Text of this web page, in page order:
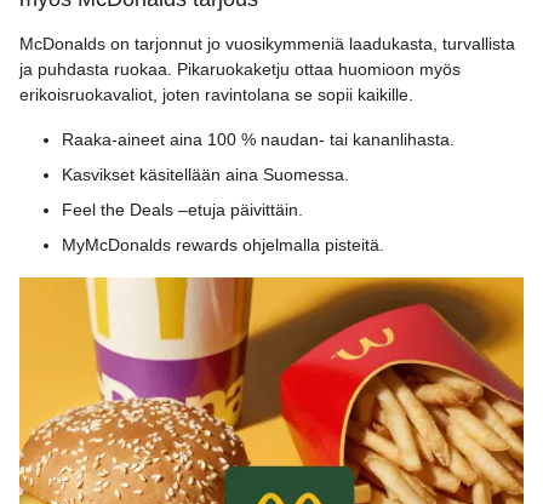
McDonalds on tarjonnut jo vuosikymmeniä laadukasta, turvallista
ja puhdasta ruokaa. Pikaruokaketju ottaa huomioon myös
erikoisruokavaliot, joten ravintolana se sopii kaikille.
Raaka-aineet aina 100 % naudan- tai kananlihasta.
Kasvikset käsitellään aina Suomessa.
Feel the Deals –etuja päivittäin.
MyMcDonalds rewards ohjelmalla pisteitä.